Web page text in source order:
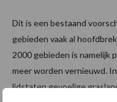
Dit is een bestaand
gebieden vaak al
2000 gebieden is namelijk
meer worden vernieuwd.
lidstaten gevoelige